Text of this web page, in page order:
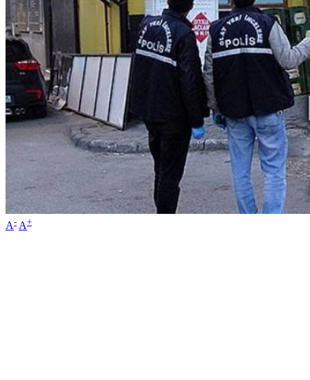
A- A+